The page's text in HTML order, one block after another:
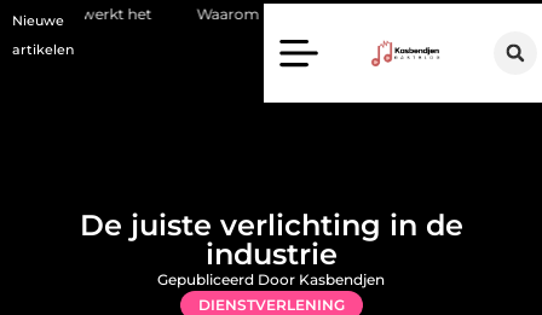
Nieuwe
artikelen
Waarom kiezen voor een stukadoor in Amersfoort?
De juiste verlichting in de
industrie
DIENSTVERLENING
Gepubliceerd Door Kasbendjen